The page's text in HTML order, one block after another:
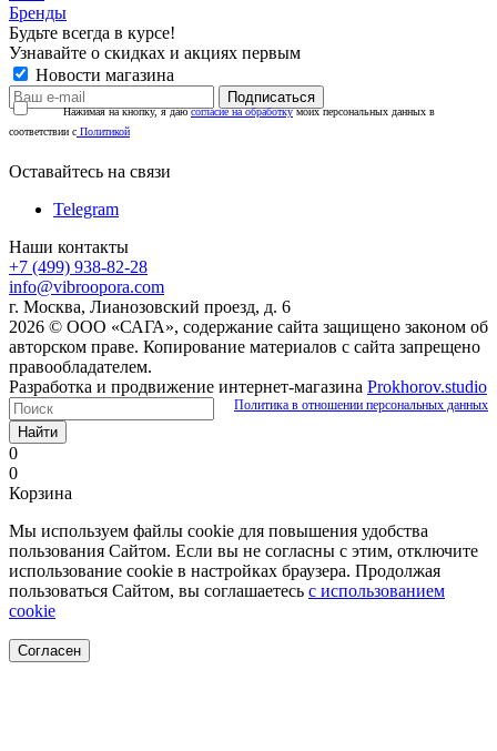
Бренды
Будьте всегда в курсе!
Узнавайте о скидках и акциях первым
Новости магазина
Нажимая на кнопку, я даюсогласие на обработкумоих персональных данных в
соответствии с Политикой
Оставайтесь на связи
Telegram
Наши контакты
+7 (499) 938-82-28
info@vibroopora.com
г. Москва, Лианозовский проезд, д. 6
2026 © ООО «САГА», содержание сайта защищено законом об
авторском праве. Копирование материалов с сайта запрещено
правообладателем.
Разработка и продвижение интернет-магазина Prokhorov.studio
Политика в отношении персональных данных
Найти
0
0
Корзина
Мы используем файлы cookie для повышения удобства
пользования Сайтом. Если вы не согласны с этим, отключите
использование cookie в настройках браузера. Продолжая
пользоваться Сайтом, вы соглашаетесь с использованием
cookie
Согласен